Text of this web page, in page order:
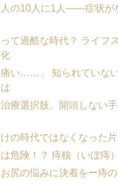
人の10人に1人――症状が
て過酷な時代？ ライフ
痛い……」 知られていな
療選択肢、開頭しない
の時代ではなくなった
は危険！？ 痔核（いぼ痔
尻の悩みに決着をー痔